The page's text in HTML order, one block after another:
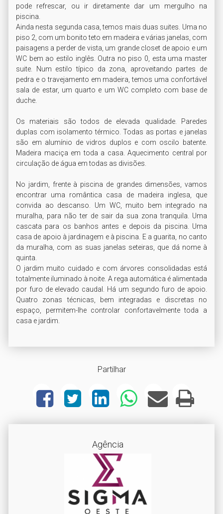
Partilhar
Agência
pode refrescar, ou ir diretamente dar um mergulho na
piscina.
Ainda nesta segunda casa, temos mais duas suites. Uma no
piso 2, com um bonito teto em madeira e várias janelas, com
paisagens a perder de vista, um grande closet de apoio e um
WC bem ao estilo inglês. Outra no piso 0, esta uma master
suite. Num estilo típico da zona, aproveitando partes de
pedra e o travejamento em madeira, temos uma confortável
sala de estar, um quarto e um WC completo com base de
duche.
Os materiais são todos de elevada qualidade. Paredes
duplas com isolamento térmico. Todas as portas e janelas
são em alumínio de vidros duplos e com oscilo batente.
Madeira maciça em toda a casa. Aquecimento central por
circulação de água em todas as divisões.
No jardim, frente à piscina de grandes dimensões, vamos
encontrar uma romântica casa de madeira inglesa, que
convida ao descanso. Um WC, muito bem integrado na
muralha, para não ter de sair da sua zona tranquila. Uma
cascata para os banhos antes e depois da piscina. Uma
casa de apoio à jardinagem e à piscina. E a guarita, no canto
da muralha, com as suas janelas seteiras, que dá nome à
quinta.
O jardim muito cuidado e com árvores consolidadas está
totalmente iluminado à noite. A rega automática é alimentada
por furo de elevado caudal. Há um segundo furo de apoio.
Quatro zonas técnicas, bem integradas e discretas no
espaço, permitem-lhe controlar confortavelmente toda a